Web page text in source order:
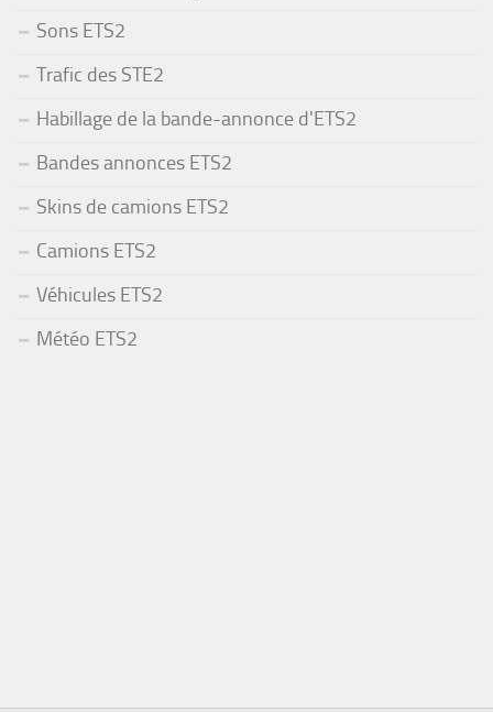
Sons ETS2
Trafic des STE2
Habillage de la bande-annonce d'ETS2
Bandes annonces ETS2
Skins de camions ETS2
Camions ETS2
Véhicules ETS2
Météo ETS2